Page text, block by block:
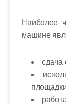
Наиболее
машине
сдача